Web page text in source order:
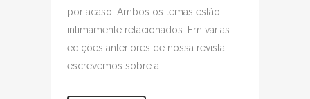
por acaso. Ambos os temas estão
intimamente relacionados. Em várias
edições anteriores de nossa revista
escrevemos sobre a...